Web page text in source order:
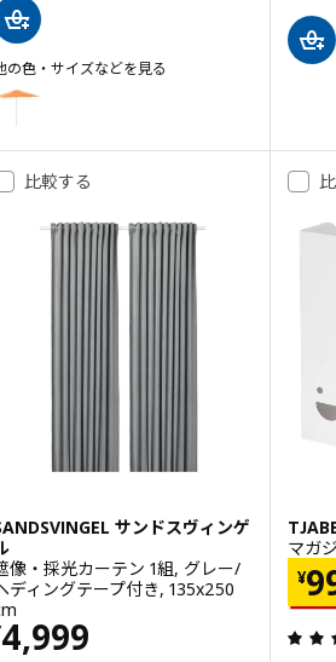
の色・サイズなどを見る
ホーゴーン
プション: HÖGÖN ホーゴーン, パラソル,
プション: HÖGÖN ホーゴーン, パラソル,
比較する
サンドスヴィンゲ
像・採光カーテン 1組, グレー/
ディングテープ付き, 135x250
4,999
格 ¥ 4999
マガ
¥